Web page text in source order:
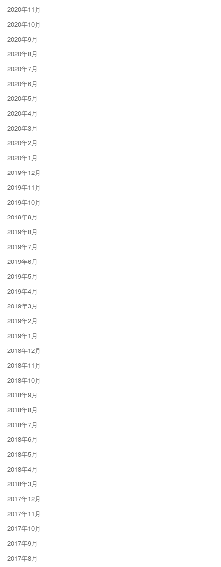
2020年11月
2020年10月
2020年9月
2020年8月
2020年7月
2020年6月
2020年5月
2020年4月
2020年3月
2020年2月
2020年1月
2019年12月
2019年11月
2019年10月
2019年9月
2019年8月
2019年7月
2019年6月
2019年5月
2019年4月
2019年3月
2019年2月
2019年1月
2018年12月
2018年11月
2018年10月
2018年9月
2018年8月
2018年7月
2018年6月
2018年5月
2018年4月
2018年3月
2017年12月
2017年11月
2017年10月
2017年9月
2017年8月